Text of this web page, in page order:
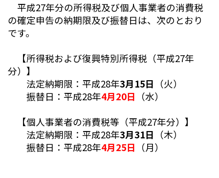
平成27年分の所得税及び個人事業者の消費税
の確定申告の納期限及び振替日は、次のとおり
です。
【所得税および復興特別所得税（平成27年
分）】
法定納期限：平成28年3月15日 （火）
振替日：平成28年4月20日 （水）
【個人事業者の消費税等（平成27年分）】
法定納期限：平成28年3月31日 （木）
振替日：平成28年4月25日 （月）